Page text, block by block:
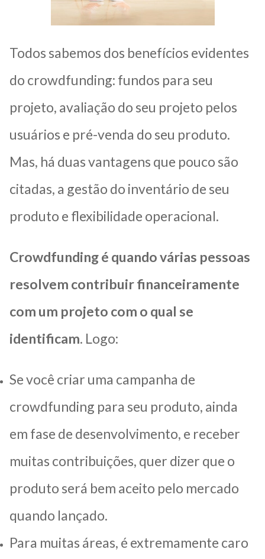
Todos sabemos dos benefícios evidentes
do crowdfunding: fundos para seu
projeto, avaliação do seu projeto pelos
usuários e pré-venda do seu produto.
Mas, há duas vantagens que pouco são
citadas, a gestão do inventário de seu
produto e flexibilidade operacional.
Crowdfunding é quando várias pessoas
resolvem contribuir financeiramente
com um projeto com o qual se
identificam. Logo:
Se você criar uma campanha de
crowdfunding para seu produto, ainda
em fase de desenvolvimento, e receber
muitas contribuições, quer dizer que o
produto será bem aceito pelo mercado
quando lançado.
Para muitas áreas, é extremamente caro